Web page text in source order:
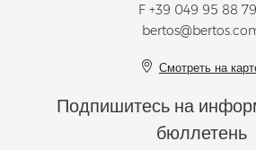
F +39 049 95 88
Смотреть на
Подпишитесь на
бюллетень